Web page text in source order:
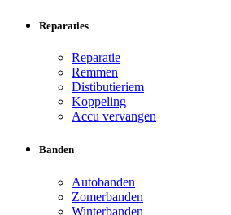
Reparaties
Reparatie
Remmen
Distibutieriem
Koppeling
Accu vervangen
Banden
Autobanden
Zomerbanden
Winterbanden